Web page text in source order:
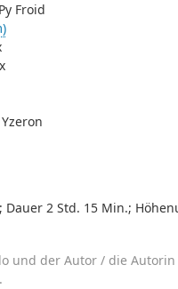
Froid
Dauer 2 Std. 15 Min.;
und der Autor / die